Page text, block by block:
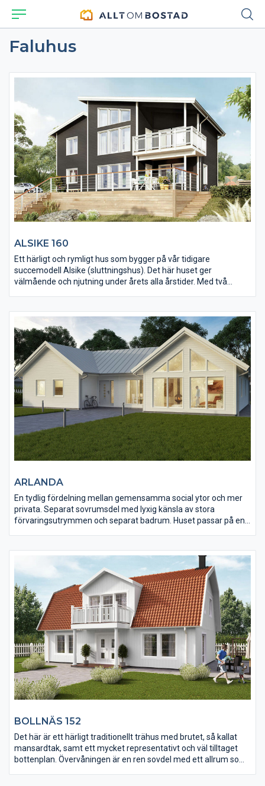
Faluhus
ALSIKE 160
Ett härligt och rymligt hus som bygger på vår tidigare
succemodell Alsike (sluttningshus). Det här huset ger
välmående och njutning under årets alla årstider. Med två
takhöjden ger ett fantastiskt ljus, rymd och en härlig koppling ut
mot terrass och trädgård. En modern klassiker.
ARLANDA
En tydlig fördelning mellan gemensamma social ytor och mer
privata. Separat sovrumsdel med lyxig känsla av stora
förvaringsutrymmen och separat badrum. Huset passar på en
betydligt större än det faktiskt är.
BOLLNÄS 152
Det här är ett härligt traditionellt trähus med brutet, så kallat
mansardtak, samt ett mycket representativt och väl tilltaget
bottenplan. Övervåningen är en ren sovdel med ett allrum som